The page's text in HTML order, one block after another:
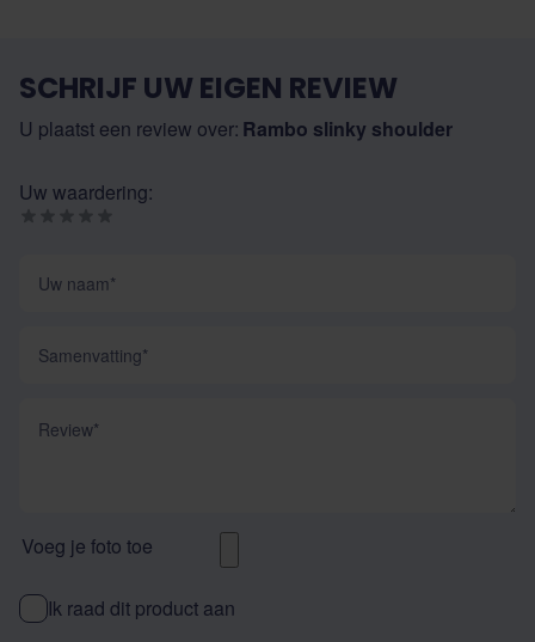
SCHRIJF UW EIGEN REVIEW
U plaatst een review over: Rambo slinky shoulder
Uw waardering:
Voeg je foto toe
Ik raad dit product aan